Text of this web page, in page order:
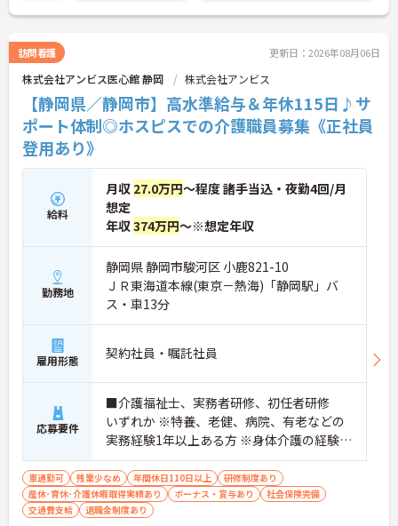
の生活を支えるケアに専念できる環境です。多職種
連携の体制がしっかりと整っています。働き方の面
では、夜勤明けの翌日が原則として公休となるほ
か、月平均の残業時間も5時間から7時間程度とかな
り少なめです。常勤スタッフの比率が90パーセント
を超えているため急な勤務変更が発生しにくく、あ
らかじめ決められた訪問予定表に沿って規則正しく
働けます。入職後は現場スタッフによるお一人おひ
とりに合わせた個別のOJT研修が実施されます。eラ
専門性を着実に深めていける環境が用意されていま
す。
★おすすめPOINT★
・入職後はお一人おひとりの習熟度に合わせた個別
のＯＪＴ研修を実施し、ｅラーニングを用いた学習
の機会も提供されます
の対応や専門的な医療処置は看護師が担当するため
負担が減ります
・介護スタッフと看護スタッフの比率が1対1で相談
しやすく、初任者研修や実務者研修からでも着実に
専門性を高められます
＜残業月7時間以下で身体の負担を軽減！＞
・常勤で働くスタッフの比率が90パーセント以上と
高く、急なシフト変更や無理な長時間勤務が発生し
にくい人員体制です
・訪問スケジュールに沿って施設内でのケアを行う
ため、月平均の残業時間は5時間から7時間程度とか
なり少なめに抑えられます
訪問看護 更新日：2026年08月06日
株式会社アンビス医心館 静岡 株式会社アンビス
【静岡県／静岡市】高水準給与＆年休115日♪サ
ポート体制◎ホスピスでの介護職員募集《正社員
登用あり》
給料
月収 27.0万円～程度 諸手当込・夜勤4回/月
想定
年収374万円～※想定年収
勤務地
静岡県 静岡市駿河区 小鹿821-10
ＪＲ東海道本線(東京－熱海)「静岡駅」バ
ス・車13分
雇用形態 契約社員・嘱託社員
応募要件
■介護福祉士、実務者研修、初任者研修
いずれか ※特養、老健、病院、有老などの
実務経験1年以上ある方 ※身体介護の経験年
以上ある方、機械浴の使用の経験のある方
歓迎
車通勤可 残業少なめ 年間休日110日以上
研修制度あり
産休･育休･介護休暇取得実績あり
ボーナス・賞与あり
社会保険完備
交通費支給
退職金制度あり